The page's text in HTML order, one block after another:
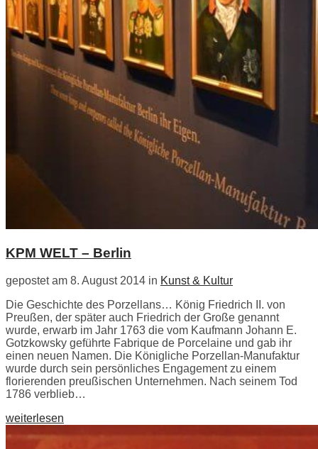
KPM WELT – Berlin
gepostet am 8. August 2014 in Kunst & Kultur
Die Geschichte des Porzellans… König Friedrich II. von
Preußen, der später auch Friedrich der Große genannt
wurde, erwarb im Jahr 1763 die vom Kaufmann Johann E.
Gotzkowsky geführte Fabrique de Porcelaine und gab ihr
einen neuen Namen. Die Königliche Porzellan-Manufaktur
wurde durch sein persönliches Engagement zu einem
florierenden preußischen Unternehmen. Nach seinem Tod
1786 verblieb…
weiterlesen